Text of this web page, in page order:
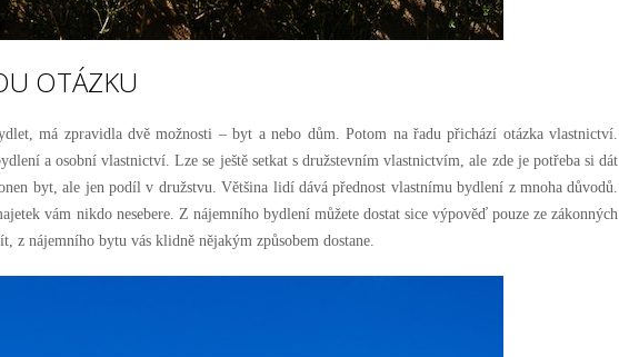
OTÁZKU
má zpravidla dvě možnosti – byt a nebo dům. Potom na řadu přichází otázka vlastnictví.
a osobní vlastnictví. Lze se ještě setkat s družstevním vlastnictvím, ale zde je potřeba si dát
byt, ale jen podíl v družstvu. Většina lidí dává přednost vlastnímu bydlení z mnoha důvodů.
vám nikdo nesebere. Z nájemního bydlení můžete dostat sice výpověď pouze ze zákonných
z nájemního bytu vás klidně nějakým způsobem dostane.